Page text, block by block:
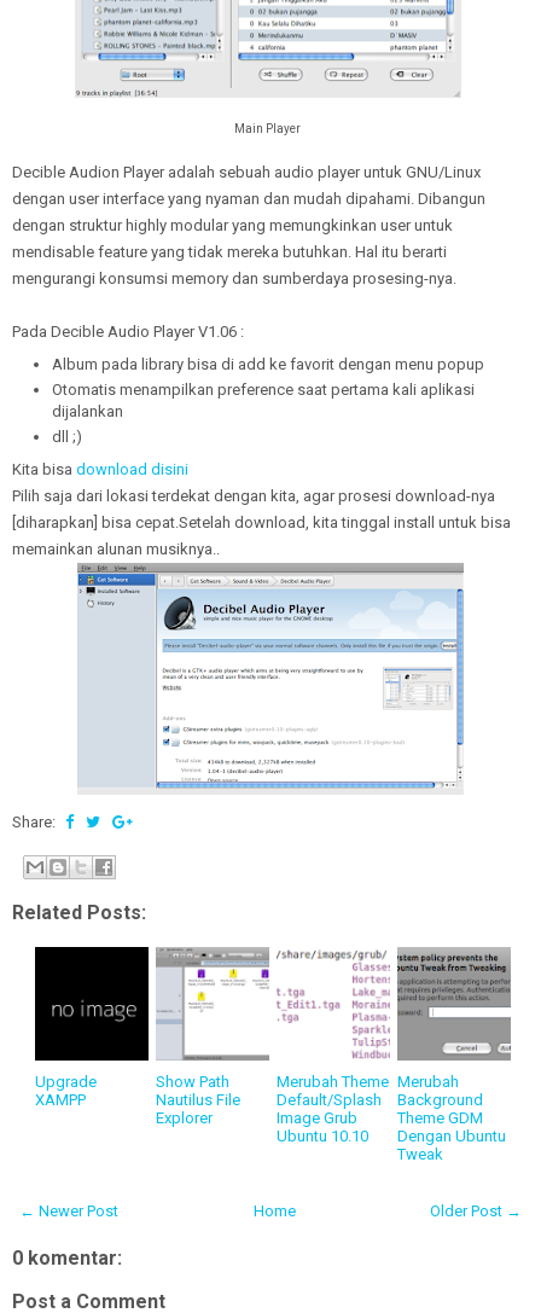
Main Player
Decible Audion Player adalah sebuah audio player untuk GNU/Linux
dengan user interface yang nyaman dan mudah dipahami. Dibangun
dengan struktur highly modular yang memungkinkan user untuk
mendisable feature yang tidak mereka butuhkan. Hal itu berarti
mengurangi konsumsi memory dan sumberdaya prosesing-nya.
Pada Decible Audio Player V1.06 :
Album pada library bisa di add ke favorit dengan menu popup
Otomatis menampilkan preference saat pertama kali aplikasi
dijalankan
dll ;)
Kita bisa download disini
Pilih saja dari lokasi terdekat dengan kita, agar prosesi download-nya
[diharapkan] bisa cepat.Setelah download, kita tinggal install untuk bisa
memainkan alunan musiknya..
Share:
Related Posts:
Upgrade
XAMPP
Show Path
Nautilus File
Explorer
Merubah Theme
Default/Splash
Image Grub
Ubuntu 10.10
Merubah
Background
Theme GDM
Dengan Ubuntu
Tweak
← Newer Post Older Post →
Home
0 komentar:
Post a Comment